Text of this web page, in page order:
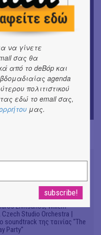
Πάντα
και ημέρες
- Συνομιλώντας με
Let Me Be Misunderstood |
Livitsanos, Willem
Czech Studio Orchestra |
soundtrack της ταινίας "The
Party"
να γίνετε
σας θα
από το deBόp και
agenda
πολιτιστικού
εδώ το email σας,
μας.